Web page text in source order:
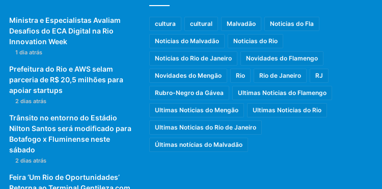
Ministra e Especialistas Avaliam
Desafios do ECA Digital na Rio
Innovation Week
1 dia atrás
Prefeitura do Rio e AWS selam
parceria de R$ 20,5 milhões para
apoiar startups
2 dias atrás
Trânsito no entorno do Estádio
Nilton Santos será modificado para
Botafogo x Fluminense neste
sábado
2 dias atrás
Feira ‘Um Rio de Oportunidades’
cultura cultural Malvadão Noticias do Fla
Noticias do Malvadão Noticias do Rio
Noticias do Rio de Janeiro Novidades do Flamengo
Novidades do Mengão Rio Rio de Janeiro RJ
Rubro-Negro da Gávea Ultimas Noticias do Flamengo
Ultimas Noticias do Mengão Ultimas Noticias do Rio
Ultimas Noticias do Rio de Janeiro
Últimas notícias do Malvadão